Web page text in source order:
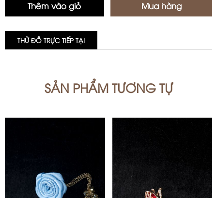
THỬ ĐỒ TRỰC TIẾP TẠI
SẢN PHẨM TƯƠNG TỰ